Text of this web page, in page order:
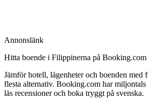
Annonslänk
Hitta boende i Filippinerna på Booking.com
Jämför hotell, lägenheter och boenden med
flesta alternativ. Booking.com har
läs recensioner och boka tryggt på svenska.